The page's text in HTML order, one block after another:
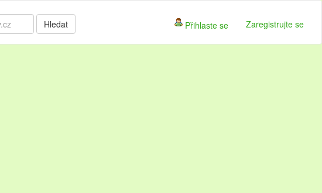
Hledat Přihlaste se Zaregistrujte se